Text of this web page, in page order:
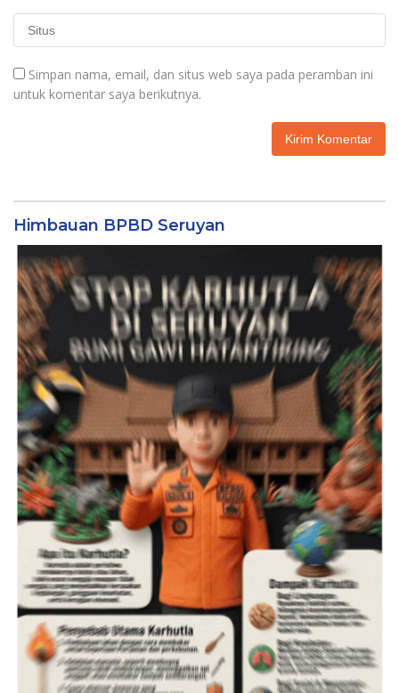
Simpan nama, email, dan situs web saya pada peramban ini
untuk komentar saya berikutnya.
Himbauan BPBD Seruyan